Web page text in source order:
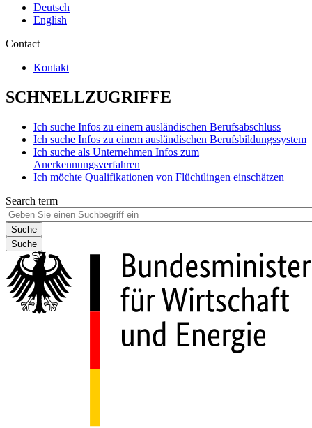
Deutsch
English
Contact
Kontakt
SCHNELLZUGRIFFE
Ich suche Infos zu einem ausländischen Berufsabschluss
Ich suche Infos zu einem ausländischen Berufsbildungssystem
Ich suche als Unternehmen Infos zum
Anerkennungsverfahren
Ich möchte Qualifikationen von Flüchtlingen einschätzen
Search term
Suche